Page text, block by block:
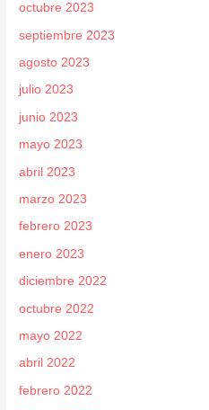
octubre 2023
septiembre 2023
agosto 2023
julio 2023
junio 2023
mayo 2023
abril 2023
marzo 2023
febrero 2023
enero 2023
diciembre 2022
octubre 2022
mayo 2022
abril 2022
febrero 2022